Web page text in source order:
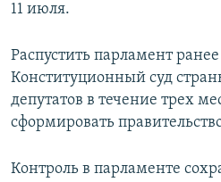
11 июля.
Распустить парламент
Конституционный суд
депутатов в течение трех
сформировать
Контроль в парламенте